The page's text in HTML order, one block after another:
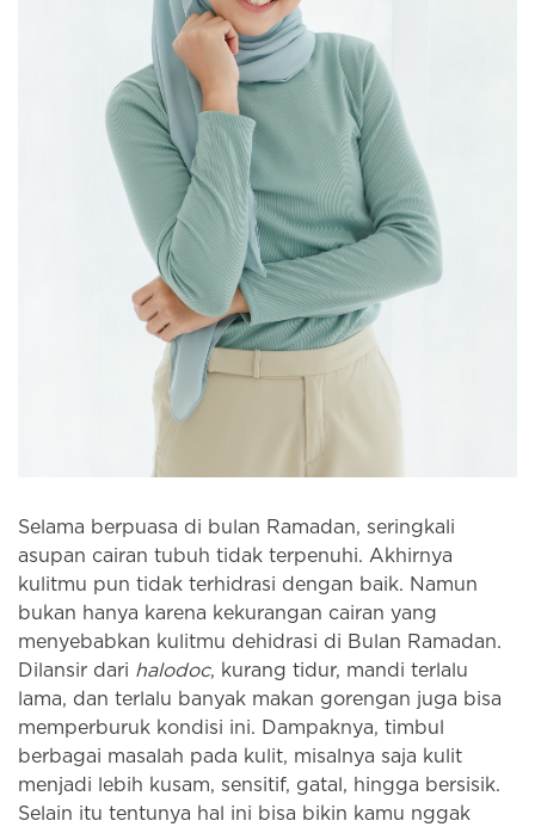
Selama berpuasa di bulan Ramadan, seringkali
asupan cairan tubuh tidak terpenuhi. Akhirnya
kulitmu pun tidak terhidrasi dengan baik. Namun
bukan hanya karena kekurangan cairan yang
menyebabkan kulitmu dehidrasi di Bulan Ramadan.
Dilansir dari halodoc, kurang tidur, mandi terlalu
lama, dan terlalu banyak makan gorengan juga bisa
memperburuk kondisi ini. Dampaknya, timbul
berbagai masalah pada kulit, misalnya saja kulit
menjadi lebih kusam, sensitif, gatal, hingga bersisik.
Selain itu tentunya hal ini bisa bikin kamu nggak